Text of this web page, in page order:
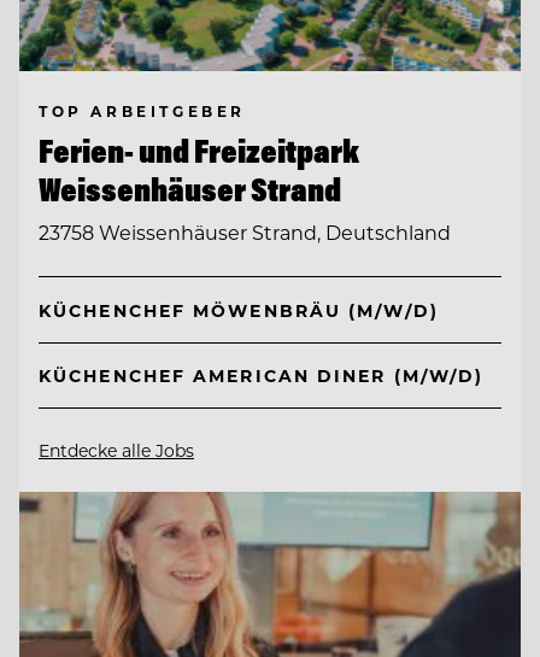
TOP ARBEITGEBER
Ferien- und Freizeitpark
Weissenhäuser Strand
23758 Weissenhäuser Strand, Deutschland
KÜCHENCHEF MÖWENBRÄU (M/W/D)
KÜCHENCHEF AMERICAN DINER (M/W/D)
Entdecke alle Jobs